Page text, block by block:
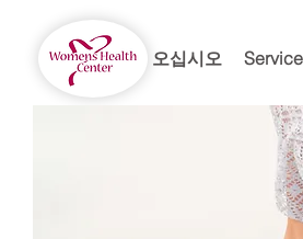
어서 오십시오